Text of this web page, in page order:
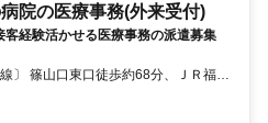
院の医療事務(外来受付)
経験活かせる医療事務の派遣募集
〕 篠山口東口徒歩約68分、ＪＲ福知
69分、ＪＲ福知山線〔宝塚線〕 南矢
20分,マイカー通勤可,駐車場あり,敷